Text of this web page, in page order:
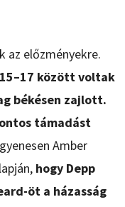
az előzményekre.
között voltak
békésen zajlott.
támadást
Amber
hogy Depp
öt a házasság